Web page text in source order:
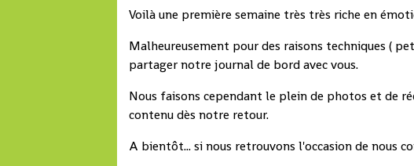
Voilà une première semaine très très riche en
Malheureusement pour des raisons techniques (
partager notre journal de bord avec vous.
Nous faisons cependant le plein de photos et de
contenu dès notre retour.
A bientôt... si nous retrouvons l'occasion de nous